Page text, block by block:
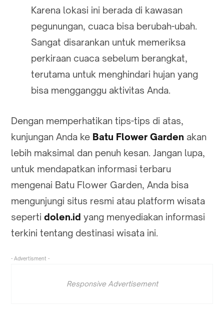
Karena lokasi ini berada di kawasan
pegunungan, cuaca bisa berubah-ubah.
Sangat disarankan untuk memeriksa
perkiraan cuaca sebelum berangkat,
terutama untuk menghindari hujan yang
bisa mengganggu aktivitas Anda.
Dengan memperhatikan tips-tips di atas,
kunjungan Anda ke Batu Flower Garden akan
lebih maksimal dan penuh kesan. Jangan lupa,
untuk mendapatkan informasi terbaru
mengenai Batu Flower Garden, Anda bisa
mengunjungi situs resmi atau platform wisata
seperti dolen.id yang menyediakan informasi
terkini tentang destinasi wisata ini.
- Advertisment -
Responsive Advertisement